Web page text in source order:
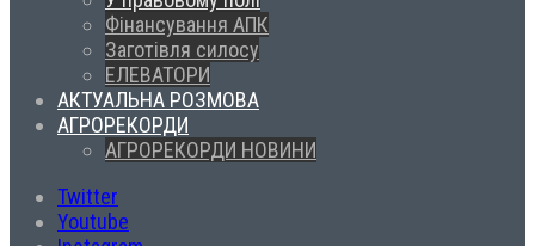
Фінансування АПК
Заготівля силосу
ЕЛЕВАТОРИ
АКТУАЛЬНА РОЗМОВА
АГРОРЕКОРДИ
АГРОРЕКОРДИ НОВИНИ
Twitter
Youtube